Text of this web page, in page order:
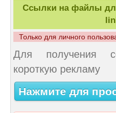
Ссылки на файлы
Только для личного
Для получения
короткую рекламу
Нажмите для